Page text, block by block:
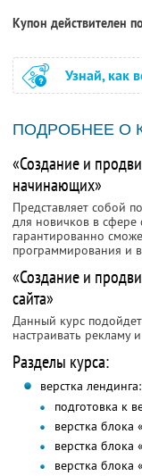
Купон действителен
Узнай, как
ПОДРОБНЕЕ О
«Создание и
начинающих»
Представляет собой
для новичков в сфере
гарантированно
программирования и
«Создание и
сайта»
Данный курс подойдет
настраивать рекламу
Разделы курса:
верстка лендинга:
подготовка к
верстка блока
верстка блока
верстка